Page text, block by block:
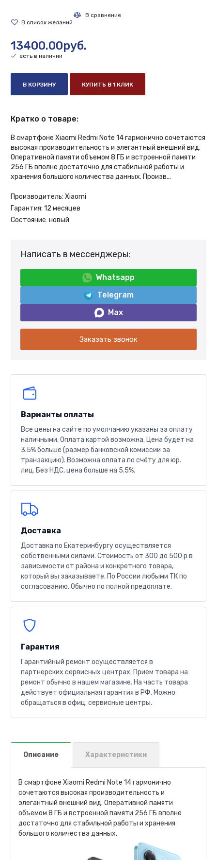
13400.00руб.
есть в наличии
В КОРЗИНУ КУПИТЬ В 1 КЛИК
Кратко о товаре:
В смартфоне Xiaomi Redmi Note 14 гармонично сочетаются
высокая производительность и элегантный внешний вид.
Оперативной памяти объемом 8 ГБ и встроенной памяти
256 ГБ вполне достаточно для стабильной работы и
хранения большого количества данных. Произв...
Производитель: Xiaomi
Гарантия: 12 месяцев
Состояние: новый
Написать в мессенджеры:
Whatsapp
Telegram
Max
Заказать звонок
Варианты оплаты
Все цены на сайте по умолчанию указаны за оплату
наличными. Оплата картой возможна. Цена будет на
3.5% больше (размер банковской комиссии за
транзакцию). Возможна оплата по счёту для юр.
лиц. Без НДС, цена больше на 5.5%.
Доставка
Доставка по Екатеринбургу осуществляется
собственными силами. Стоимость от 300 до 500 р в
зависимости от района и конкретного товара,
который вы заказываете. По России любыми ТК по
согласованию. Обычно по полной предоплате.
Гарантия
Гарантийный ремонт осуществляется в
партнерских сервисных центрах. Прием товара на
ремонт обычно в нашем магазине. На часть товара
действует официальная гарантия в РФ. Можно
обращаться в офиц. сервисные центры.
Описание Характеристики
В смартфоне Xiaomi Redmi Note 14 гармонично
сочетаются высокая производительность и
элегантный внешний вид. Оперативной памяти
объемом 8 ГБ и встроенной памяти 256 ГБ вполне
достаточно для стабильной работы и хранения
большого количества данных.